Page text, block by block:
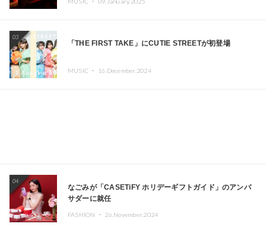
Kza（FORCE OF NATURE）ら日本を代表するDJ・クリ
03
「THE FIRST TAKE」にCUTIE STREETが初登場
MUSIC ・ 16.December.2024
04
なごみが「CASETiFY ホリデーギフトガイド」のアンバ
サダーに就任
FASHION ・ 26.November.2024